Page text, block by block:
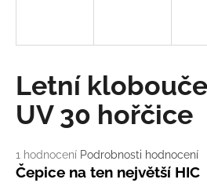
Průměrné
hodnocení
produktu
1 hodnocení Podrobnosti hodnocení
Letní
UV 30 hořčice
Čepice na ten největší HIC
p
o
r
č
u